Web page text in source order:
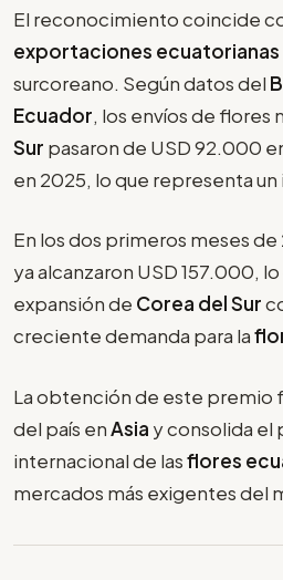
El reconocimiento coincide
exportaciones
surcoreano. Según datos del
Ecuador, los envíos de flores
Sur pasaron de USD 92.000
en 2025, lo que representa
En los dos primeros meses
ya alcanzaron USD 157.000,
expansión de Corea del Sur
creciente demanda para la
La obtención de este premio
del país enAsia y consolida el
internacional de lasflores
mercados más exigentes del